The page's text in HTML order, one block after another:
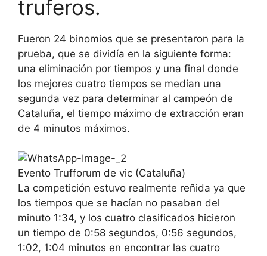
truferos.
Fueron 24 binomios que se presentaron para la
prueba, que se dividía en la siguiente forma:
una eliminación por tiempos y una final donde
los mejores cuatro tiempos se median una
segunda vez para determinar al campeón de
Cataluña, el tiempo máximo de extracción eran
de 4 minutos máximos.
Evento Trufforum de vic (Cataluña)
La competición estuvo realmente reñida ya que
los tiempos que se hacían no pasaban del
minuto 1:34, y los cuatro clasificados hicieron
un tiempo de 0:58 segundos, 0:56 segundos,
1:02, 1:04 minutos en encontrar las cuatro